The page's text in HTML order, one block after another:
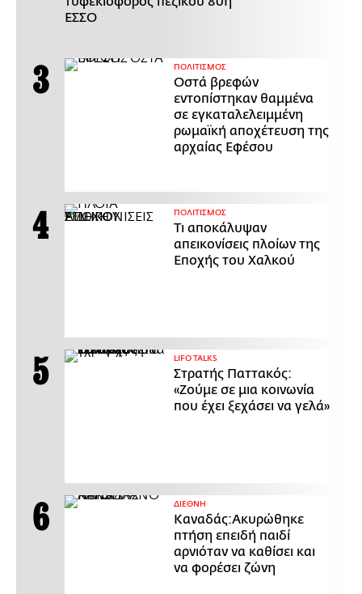
ΕΣΣΟ
ΠΟΛΙΤΙΣΜΟΣ
Οστά βρεφών
εντοπίστηκαν θαμμένα
σε εγκαταλελειμμένη
ρωμαϊκή αποχέτευση της
αρχαίας Εφέσου
ΠΟΛΙΤΙΣΜΟΣ
Τι αποκάλυψαν
απεικονίσεις πλοίων της
Εποχής του Χαλκού
LIFO TALKS
Στρατής Παττακός:
«Ζούμε σε μια κοινωνία
που έχει ξεχάσει να γελά»
ΔΙΕΘΝΗ
Καναδάς:Ακυρώθηκε
πτήση επειδή παιδί
αρνιόταν να καθίσει και
να φορέσει ζώνη